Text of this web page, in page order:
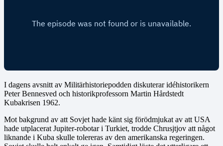
I dagens avsnitt av Militärhistoriepodden diskuterar idéhistorikern
Peter Bennesved och historikprofessorn Martin Hårdstedt
Kubakrisen 1962.
Mot bakgrund av att Sovjet hade känt sig förödmjukat av att USA
hade utplacerat Jupiter‑robotar i Turkiet, trodde Chrusjtjov att något
liknande i Kuba skulle tolereras av den amerikanska regeringen.